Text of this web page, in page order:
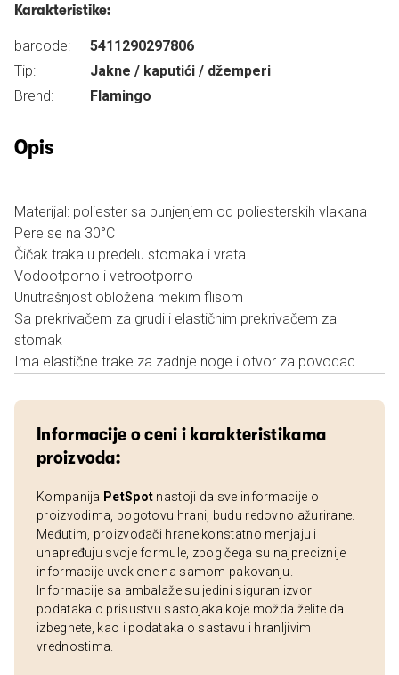
Karakteristike:
barcode:
5411290297806
Tip:
Jakne / kaputići / džemperi
Brend:
Flamingo
Opis
Materijal: poliester sa punjenjem od poliesterskih vlakana
Pere se na 30°C
Čičak traka u predelu stomaka i vrata
Vodootporno i vetrootporno
Unutrašnjost obložena mekim flisom
Sa prekrivačem za grudi i elastičnim prekrivačem za
stomak
Ima elastične trake za zadnje noge i otvor za povodac
Informacije o ceni i karakteristikama
proizvoda:
Kompanija PetSpot nastoji da sve informacije o
proizvodima, pogotovu hrani, budu redovno ažurirane.
Međutim, proizvođači hrane konstatno menjaju i
unapređuju svoje formule, zbog čega su najpreciznije
informacije uvek one na samom pakovanju.
Informacije sa ambalaže su jedini siguran izvor
podataka o prisustvu sastojaka koje možda želite da
izbegnete, kao i podataka o sastavu i hranljivim
vrednostima.